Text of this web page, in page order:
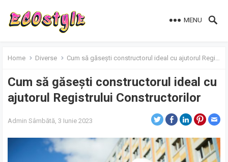
MENU
Home Diverse Cum să găsești constructorul ideal cu ajutorul Registrului Constructorilor
Cum să găsești constructorul ideal cu
ajutorul Registrului Constructorilor
Admin Sâmbătă, 3 Iunie 2023